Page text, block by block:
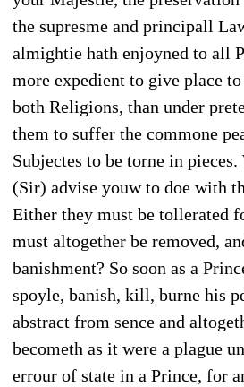
the supresme and principall
almightie hath enjoyned to all
more expedient to give place
both Religions, than under
them to suffer the commone
Subjectes to be torne in
(Sir) advise youw to doe with
Either they must be tollerated
must altogether be removed,
banishment? So soon as a
spoyle, banish, kill, burne his
abstract from sence and
becometh as it were a plague
errour of state in a Prince, for